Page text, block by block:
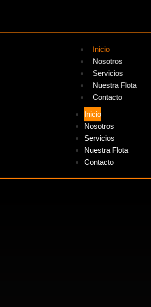
Inicio
Nosotros
Servicios
Nuestra Flota
Contacto
Inicio
Nosotros
Servicios
Nuestra Flota
Contacto